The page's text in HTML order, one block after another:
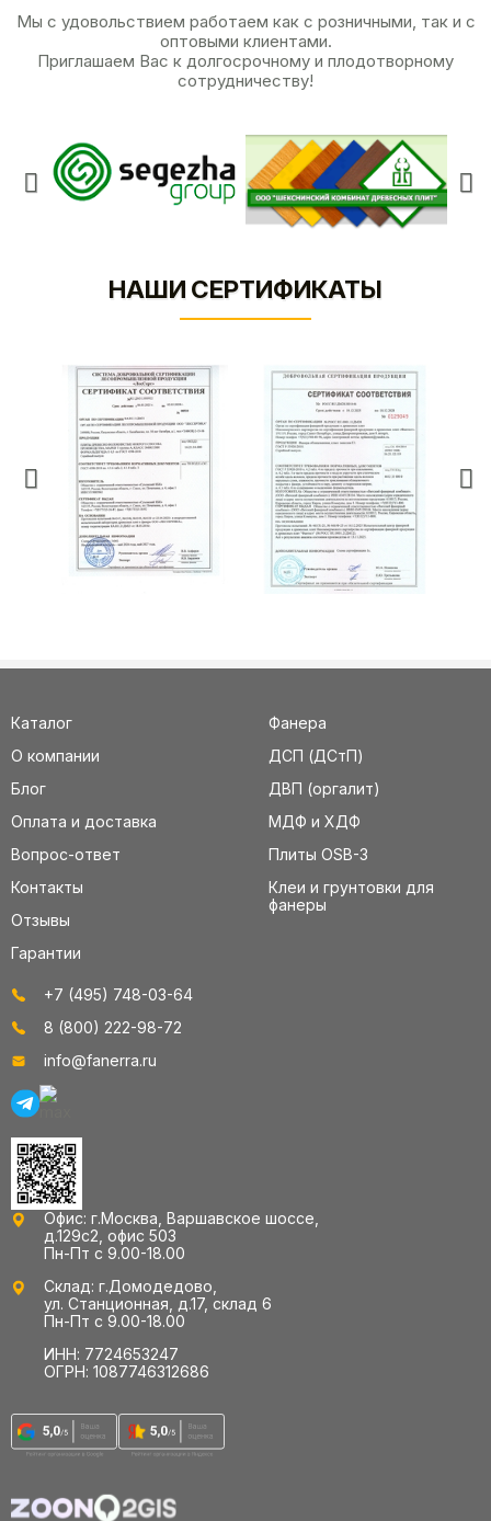
Мы с удовольствием работаем как с розничными, так и с
оптовыми клиентами.
Приглашаем Вас к долгосрочному и плодотворному
сотрудничеству!
НАШИ СЕРТИФИКАТЫ
Каталог
О компании
Блог
Оплата и доставка
Вопрос-ответ
Контакты
Отзывы
Гарантии
Фанера
ДСП (ДСтП)
ДВП (оргалит)
МДФ и ХДФ
Плиты OSB-3
Клеи и грунтовки для
фанеры
+7 (495) 748-03-64
8 (800) 222-98-72
info@fanerra.ru
Офис: г.Москва, Варшавское шоссе,
д.129с2, офис 503
Пн-Пт с 9.00-18.00
Склад: г.Домодедово,
ул. Станционная, д.17, склад 6
Пн-Пт с 9.00-18.00
ИНН: 7724653247
ОГРН: 1087746312686